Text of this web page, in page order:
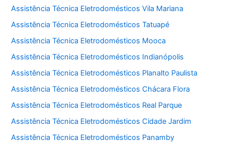
Assistência Técnica Eletrodomésticos Vila Mariana
Assistência Técnica Eletrodomésticos Tatuapé
Assistência Técnica Eletrodomésticos Mooca
Assistência Técnica Eletrodomésticos Indianópolis
Assistência Técnica Eletrodomésticos Planalto Paulista
Assistência Técnica Eletrodomésticos Chácara Flora
Assistência Técnica Eletrodomésticos Real Parque
Assistência Técnica Eletrodomésticos Cidade Jardim
Assistência Técnica Eletrodomésticos Panamby